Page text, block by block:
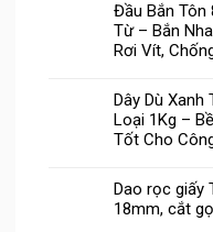
Đầu Bắn Tôn
Từ – Bắn
Rơi Vít,
Dây Dù Xanh
Loại 1Kg –
Tốt Cho
Dao rọc giấy
18mm, cắt